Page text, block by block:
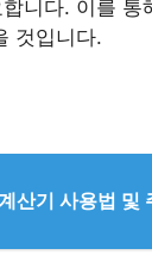
니다. 이를
것입니다.
산기 사용법 및